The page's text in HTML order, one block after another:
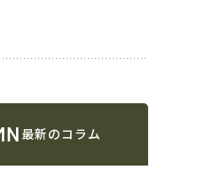
最新のコラム